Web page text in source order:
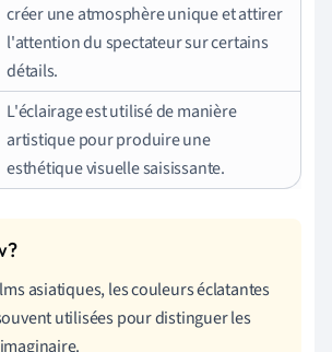
créer une atmosphère unique et attirer
l'attention du spectateur sur certains
détails.
L'éclairage est utilisé de manière
artistique pour produire une
esthétique visuelle saisissante.
asiatiques, les couleurs éclatantes
utilisées pour distinguer les